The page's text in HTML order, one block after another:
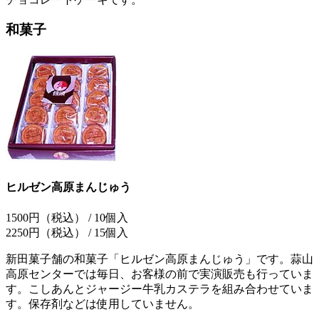
和菓子
ヒルゼン高原まんじゅう
1500円（税込） / 10個入
2250円（税込） / 15個入
新田菓子舗の和菓子「ヒルゼン高原まんじゅう」です。蒜山
高原センターでは毎日、お客様の前で実演販売も行っていま
す。こしあんとジャージー牛乳カステラを組み合わせていま
す。保存剤などは使用していません。